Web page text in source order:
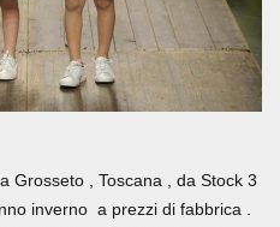
Grosseto , Toscana , da Stock 3
inverno a prezzi di fabbrica .